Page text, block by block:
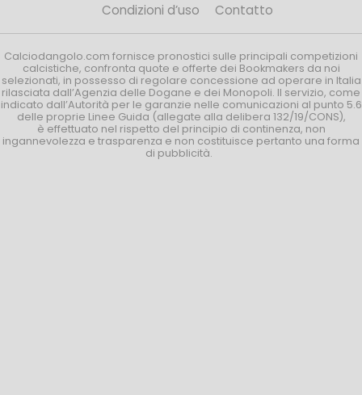
Condizioni d’uso
Contatto
Calciodangolo.com fornisce pronostici sulle principali competizioni
calcistiche, confronta quote e offerte dei Bookmakers da noi
selezionati, in possesso di regolare concessione ad operare in Italia
rilasciata dall’Agenzia delle Dogane e dei Monopoli. Il servizio, come
indicato dall’Autorità per le garanzie nelle comunicazioni al punto 5.6
delle proprie Linee Guida (allegate alla delibera 132/19/CONS),
è effettuato nel rispetto del principio di continenza, non
ingannevolezza e trasparenza e non costituisce pertanto una forma
di pubblicità.